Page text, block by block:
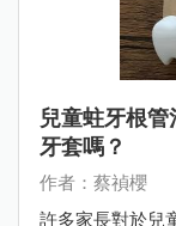
兒童蛀牙根
牙套嗎？
作者：蔡禎櫻
許多家長對於兒